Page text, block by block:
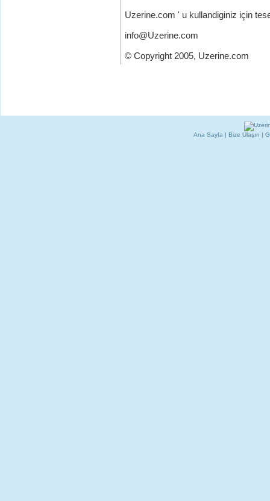
Uzerine.com ' u kullandiginiz için
info@Uzerine.com
© Copyright 2005, Uzerine.com
Ana Sayfa | Bize Ulaşın |